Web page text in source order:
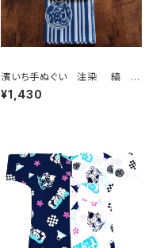
濱いち手ぬぐい 注染 縞 鰹
縞 伝統染色技法 特岡 綿1
00％ 浴衣生地 本染め 日
¥1,430